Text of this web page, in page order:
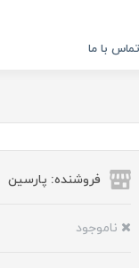
تماس با ما
فروشنده: پارسین
ناموجود